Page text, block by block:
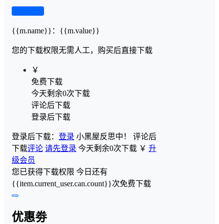
{{m.name}} ： {{m.value}}
您的下载权限无需人工，购买后直接下载
￥
免费下载
今天剩余0次下载
评论后下载
登录后下载
登录后下载： 登录 小黑屋反思中！ 评论后
下载评论 请先登录 今天剩余0次下载 ￥ 升
级会员
您已获得下载权限 今日还有
{{item.current_user.can.count}}次免费下载
优惠劵